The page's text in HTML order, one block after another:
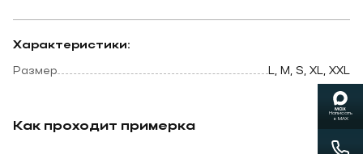
Характеристики:
Размер L, M, S, XL, XXL
Как проходит примерка
Написать
в MAX